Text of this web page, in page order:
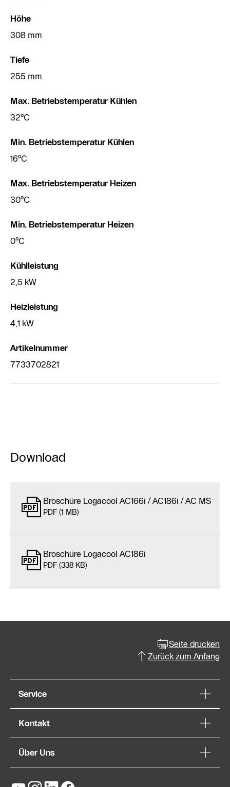
Höhe
308 mm
Tiefe
255 mm
Max. Betriebstemperatur Kühlen
32°C
Min. Betriebstemperatur Kühlen
16°C
Max. Betriebstemperatur Heizen
30°C
Min. Betriebstemperatur Heizen
0°C
Kühlleistung
2,5 kW
Heizleistung
4,1 kW
Artikelnummer
7733702821
Download
Broschüre Logacool AC166i / AC186i / AC MS
PDF (1 MB)
Broschüre Logacool AC186i
PDF (338 KB)
Seite drucken
Zurück zum Anfang
Service
Kontakt
Über Uns